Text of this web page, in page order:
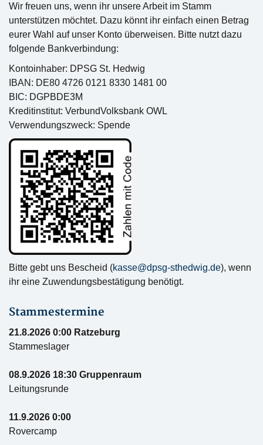
Wir freuen uns, wenn ihr unsere Arbeit im Stamm
unterstützen möchtet. Dazu könnt ihr einfach einen Betrag
eurer Wahl auf unser Konto überweisen. Bitte nutzt dazu
folgende Bankverbindung:
Kontoinhaber: DPSG St. Hedwig
IBAN: DE80 4726 0121 8330 1481 00
BIC: DGPBDE3M
Kreditinstitut: VerbundVolksbank OWL
Verwendungszweck: Spende
Bitte gebt uns Bescheid (kasse@dpsg-sthedwig.de), wenn
ihr eine Zuwendungsbestätigung benötigt.
Stammestermine
21.8.2026 0:00 Ratzeburg
Stammeslager
08.9.2026 18:30 Gruppenraum
Leitungsrunde
11.9.2026 0:00
Rovercamp